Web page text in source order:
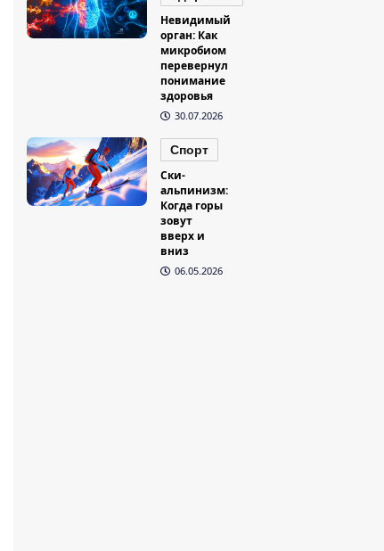
Невидимый
орган: Как
микробиом
перевернул
понимание
здоровья
30.07.2026
Спорт
Ски-
альпинизм:
Когда горы
зовут
вверх и
вниз
06.05.2026